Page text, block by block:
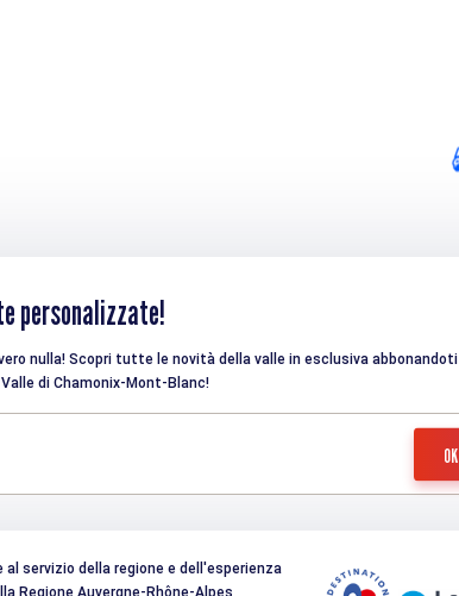
personalizzate!
nulla! Scopri tutte le novità della valle in esclusiva
di Chamonix-Mont-Blanc!
servizio della regione e dell'esperienza